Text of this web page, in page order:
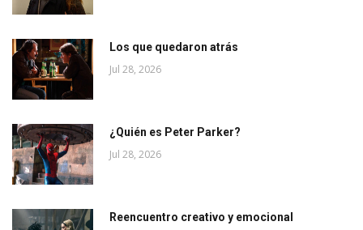
Los que quedaron atrás
Jul 28, 2026
¿Quién es Peter Parker?
Jul 28, 2026
Reencuentro creativo y emocional